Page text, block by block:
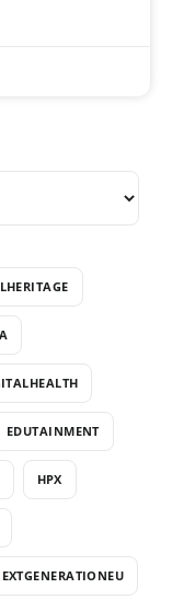
EDUTAINMENT
HPX